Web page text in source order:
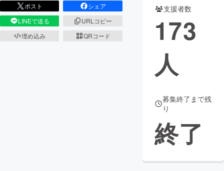
CAMPFIREふるさと納税machi-ya コミュニティ
ポスト
シェア
LINEで送る
URLコピー
埋め込み
QRコード
支援者数
173
人
募集終了まで残
り
終了